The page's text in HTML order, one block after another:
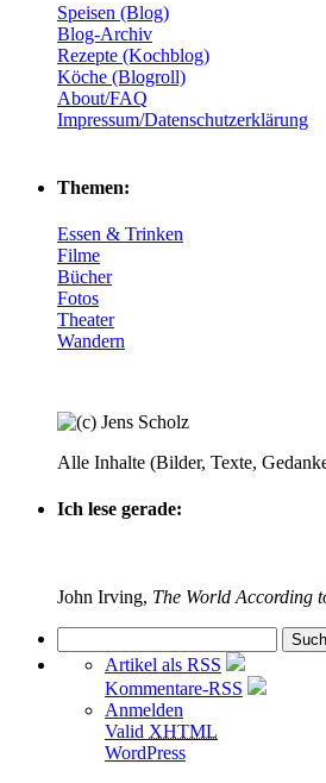
Speisen (Blog)
Blog-Archiv
Rezepte (Kochblog)
Köche (Blogroll)
About/FAQ
Impressum/Datenschutzerklärung
Themen:
Essen & Trinken
Filme
Bücher
Fotos
Theater
Wandern
Alle Inhalte (Bilder, Texte,
Ich lese gerade:
John Irving, The World According
Artikel als RSS
Kommentare-RSS
Anmelden
Valid XHTML
WordPress